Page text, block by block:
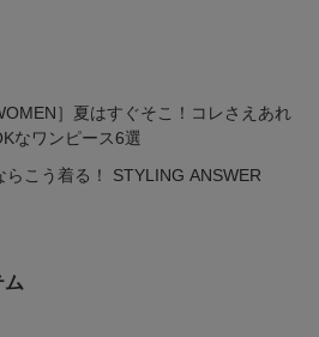
］夏はすぐそこ！コレさえあれ
なワンピース6選
らこう着る！ STYLING ANSWER
ム